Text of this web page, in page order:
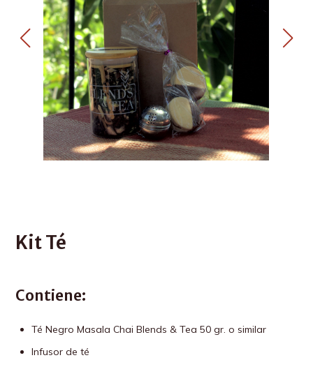
Kit Té
Contiene:
Té Negro Masala Chai Blends & Tea 50 gr. o similar
Infusor de té